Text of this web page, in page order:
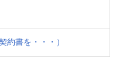
約書を・・・）